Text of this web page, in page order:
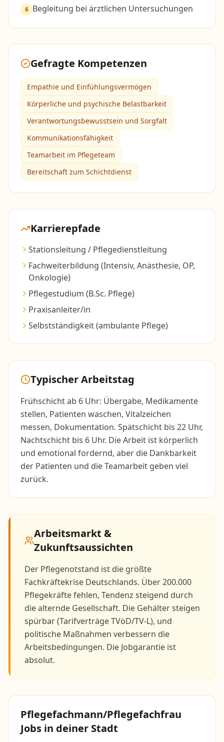
6 Begleitung bei ärztlichen Untersuchungen
Gefragte Kompetenzen
Empathie und Einfühlungsvermögen
Körperliche und psychische Belastbarkeit
Verantwortungsbewusstsein und Sorgfalt
Kommunikationsfähigkeit
Teamarbeit im Pflegeteam
Bereitschaft zum Schichtdienst
Karrierepfade
Stationsleitung / Pflegedienstleitung
Fachweiterbildung (Intensiv, Anästhesie, OP,
Onkologie)
Pflegestudium (B.Sc. Pflege)
Praxisanleiter/in
Selbstständigkeit (ambulante Pflege)
Typischer Arbeitstag
Frühschicht ab 6 Uhr: Übergabe, Medikamente
stellen, Patienten waschen, Vitalzeichen
messen, Dokumentation. Spätschicht bis 22 Uhr,
Nachtschicht bis 6 Uhr. Die Arbeit ist körperlich
und emotional fordernd, aber die Dankbarkeit
der Patienten und die Teamarbeit geben viel
zurück.
Arbeitsmarkt &
Zukunftsaussichten
Der Pflegenotstand ist die größte
Fachkräftekrise Deutschlands. Über 200.000
Pflegekräfte fehlen, Tendenz steigend durch
die alternde Gesellschaft. Die Gehälter steigen
spürbar (Tarifverträge TVöD/TV-L), und
politische Maßnahmen verbessern die
Arbeitsbedingungen. Die Jobgarantie ist
absolut.
Pflegefachmann/Pflegefachfrau
Jobs in deiner Stadt